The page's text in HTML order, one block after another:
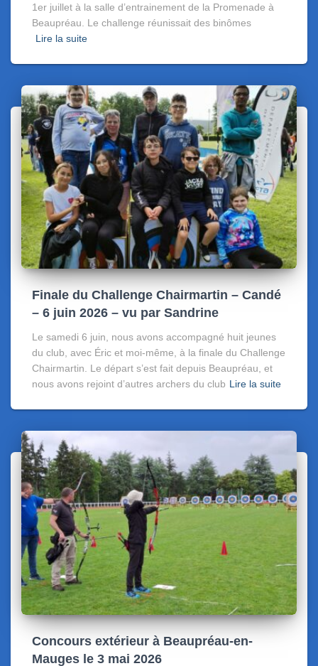
1er juillet à la salle d’entrainement de la Promenade à
Beaupréau. Le challenge réunissait des binômes
Lire la suite
Finale du Challenge Chairmartin – Candé
– 6 juin 2026 – vu par Sandrine
Le samedi 6 juin, nous avons accompagné huit jeunes
du club, avec Éric et moi-même, à la finale du Challenge
Chairmartin. Le départ s’est fait depuis Beaupréau, et
nous avons rejoint d’autres archers du club Lire la suite
Concours extérieur à Beaupréau-en-
Mauges le 3 mai 2026